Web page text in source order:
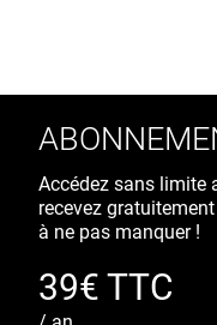
Accédez sans limite
recevez
à ne pas manquer !
39€ TTC